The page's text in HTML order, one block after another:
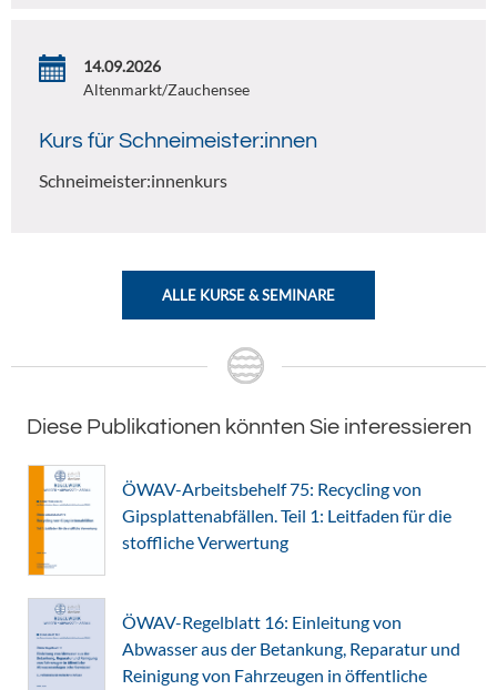
14.09.2026
Altenmarkt/Zauchensee
Kurs für Schneimeister:innen
Schneimeister:innenkurs
ALLE KURSE & SEMINARE
Diese Publikationen könnten Sie interessieren
ÖWAV-Arbeitsbehelf 75: Recycling von
Gipsplattenabfällen. Teil 1: Leitfaden für die
stoffliche Verwertung
ÖWAV-Regelblatt 16: Einleitung von
Abwasser aus der Betankung, Reparatur und
Reinigung von Fahrzeugen in öffentliche